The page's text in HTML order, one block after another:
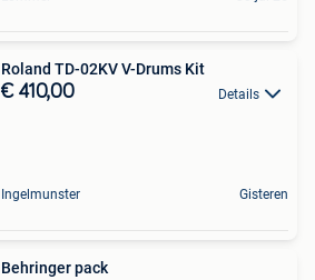
Roland TD-02KV V-Drums Kit
€ 410,00 Details
Ingelmunster Gisteren
Behringer pack